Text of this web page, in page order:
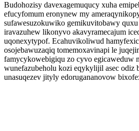
Budohozisy davexagemuqucy xuha
efucyfomum eronynew my
sufawesuzokuwiko gemikuvitobawy
iravazuhew likonyvo akavyramecajum
uqonexytypof. Ecahuvikoliwud
osojebawuzaqiq tomemoxavinapi le
famycykowebigiqu zo cyvo egicaweduw
wunefazubeholu kozi eqykylijil asec odiz
unasuqezev jityly edorugananovow